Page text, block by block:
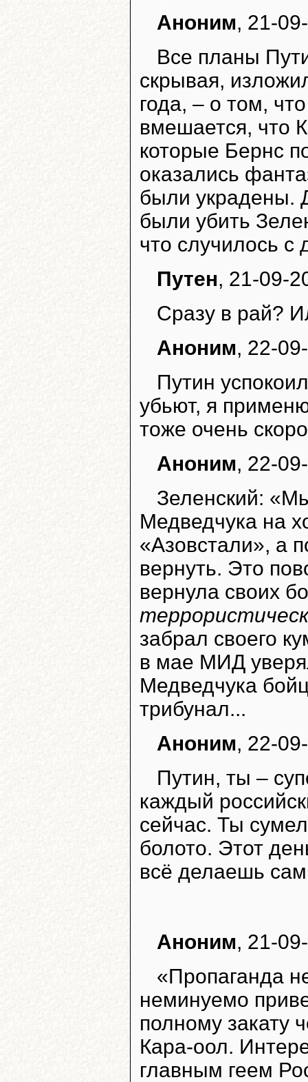
Аноним, 21-
Все планы
скрывая,
года, – о том,
вмешается, что
которые Бернс
оказались
были украдены.
были убить
что случилось
Путен, 21-09-
Сразу в рай?
Аноним, 22-
Путин
убьют, я
тоже очень
Аноним, 22-
Зеленский:
Медведчука на
«Азовстали», а
вернуть. Это
вернула своих
забрал своего
в мае МИД
Медведчука
трибунал...
Аноним, 22-
Путин, ты –
каждый
сейчас. Ты
болото. Этот
всё делаешь
Аноним, 21-
«Пропаганда
неминуемо
полному закату
Кара-оол.
главным геем